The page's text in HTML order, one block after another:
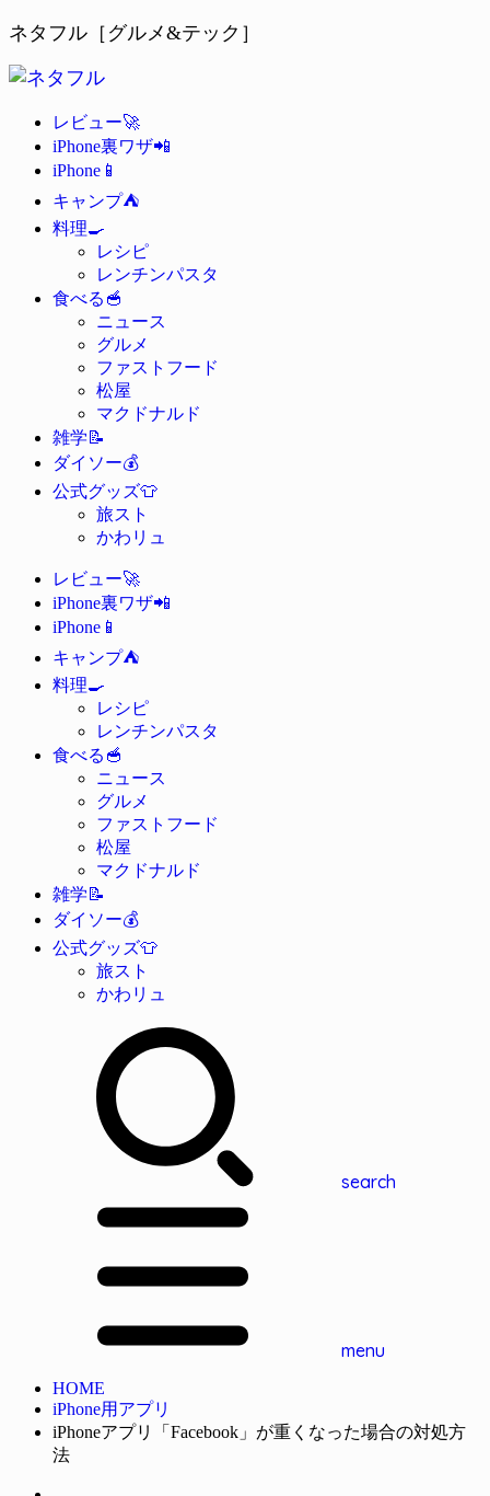
ネタフル［グルメ&テック］
レビュー🚀
iPhone裏ワザ📲
iPhone 📱
キャンプ⛺
料理🍳
レシピ
レンチンパスタ
食べる 🥣
ニュース
グルメ
ファストフード
松屋
マクドナルド
雑学📝
ダイソー💰
公式グッズ👕
旅スト
かわリュ
レビュー🚀
iPhone裏ワザ📲
iPhone 📱
キャンプ⛺
料理🍳
レシピ
レンチンパスタ
食べる 🥣
ニュース
グルメ
ファストフード
松屋
マクドナルド
雑学📝
ダイソー💰
公式グッズ👕
旅スト
かわリュ
search
menu
HOME
iPhone用アプリ
iPhoneアプリ「Facebook」が重くなった場合の対処方
法